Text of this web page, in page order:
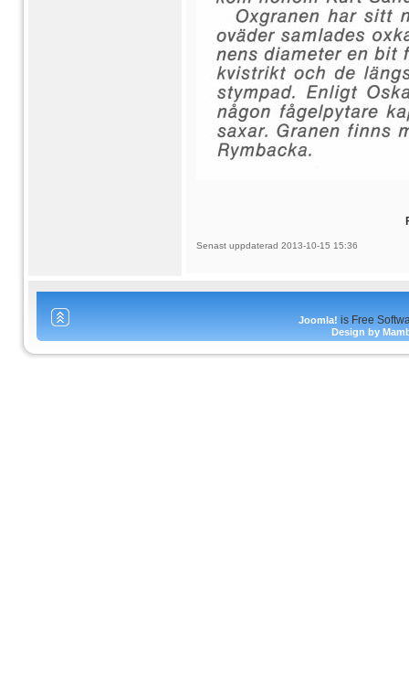
Senast uppdaterad 2013-10-15 15:36
Joomla! is Free
Design by